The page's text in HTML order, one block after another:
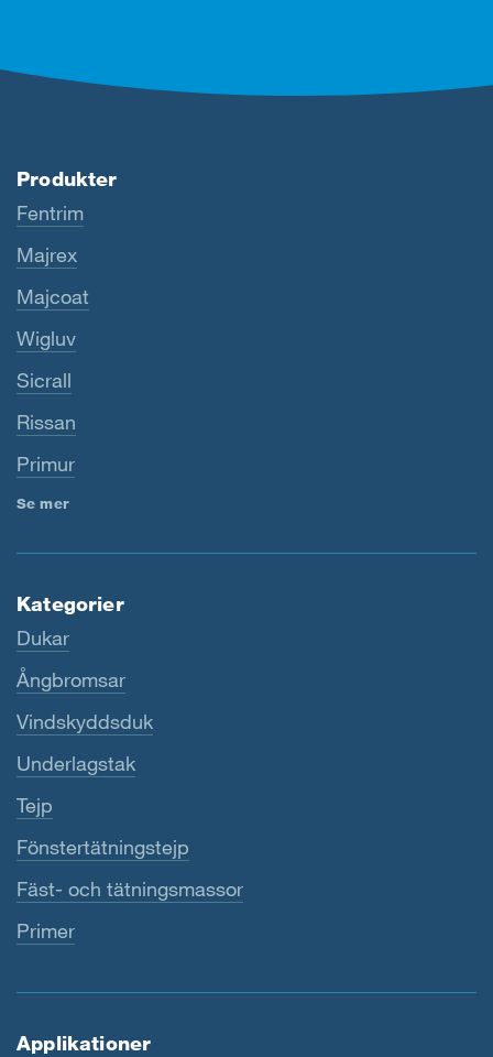
Produkter
Fentrim
Majrex
Majcoat
Wigluv
Sicrall
Rissan
Primur
Se mer
Kategorier
Dukar
Ångbromsar
Vindskyddsduk
Underlagstak
Tejp
Fönstertätningstejp
Fäst- och tätningsmassor
Primer
Applikationer